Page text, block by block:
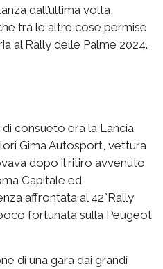
dall’ultima volta,
tra le altre cose permise
al Rally delle Palme 2024.
consueto era la Lancia
Gima Autosport, vettura
dopo il ritiro avvenuto
Capitale ed
affrontata al 42°Rally
fortunata sulla Peugeot
di una gara dai grandi